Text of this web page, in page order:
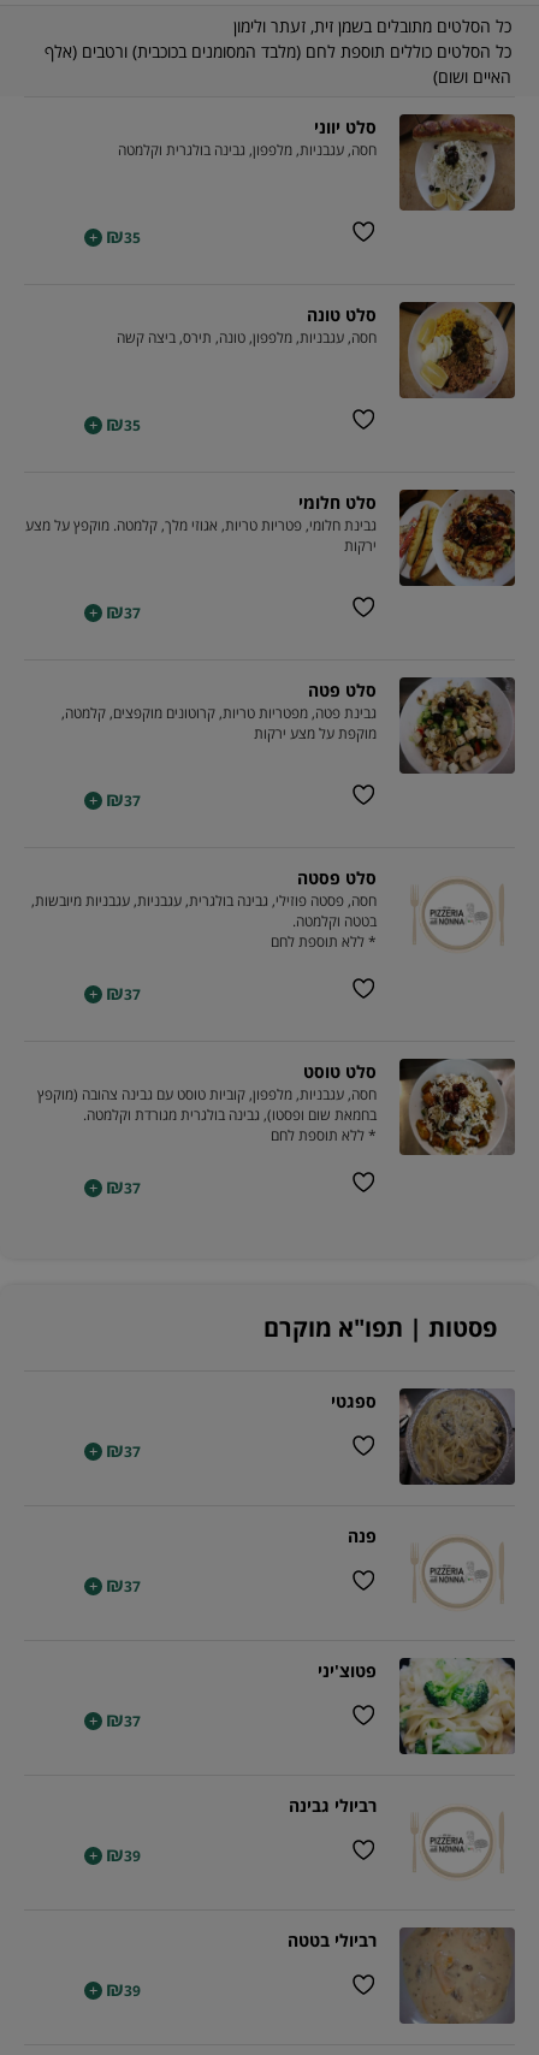
כל הסלטים מתובלים בשמן זית, זעתר ולימון
כל הסלטים כוללים תוספת לחם (מלבד המסומנים בכוכבית) ורטבים (אלף
האיים ושום)
סלט יווני
חסה, עגבניות, מלפפון, גבינה בולגרית וקלמטה
₪35
+
סלט טונה
חסה, עגבניות, מלפפון, טונה, תירס, ביצה קשה
₪35
+
סלט חלומי
גבינת חלומי, פטריות טריות, אגוזי מלך, קלמטה. מוקפץ על מצע
ירקות
₪37
+
סלט פטה
גבינת פטה, מפטריות טריות, קרוטונים מוקפצים, קלמטה,
מוקפת על מצע ירקות
₪37
+
סלט פסטה
חסה, פסטה פוזילי, גבינה בולגרית, עגבניות, עגבניות מיובשות,
בטטה וקלמטה.
* ללא תוספת לחם
₪37
+
סלט טוסט
חסה, עגבניות, מלפפון, קוביות טוסט עם גבינה צהובה (מוקפץ
בחמאת שום ופסטו), גבינה בולגרית מגורדת וקלמטה.
* ללא תוספת לחם
₪37
+
פסטות | תפו"א מוקרם
ספגטי
₪37
+
פנה
₪37
+
פטוצ'יני
₪37
+
רביולי גבינה
₪39
+
רביולי בטטה
₪39
+